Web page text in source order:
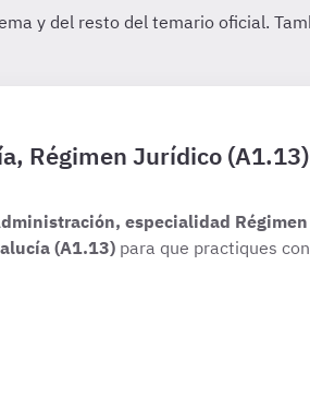
Régimen Jurídico (A1.13)
especialidad Régimen
(A1.13) para que practiques con